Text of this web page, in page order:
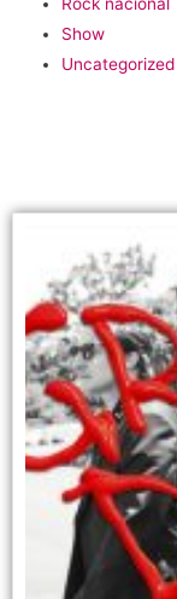
Show
Uncategorized